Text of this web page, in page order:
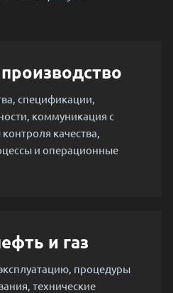
спецификации,
коммуникация с
качества,
и операционные
и газ
процедуры
технические